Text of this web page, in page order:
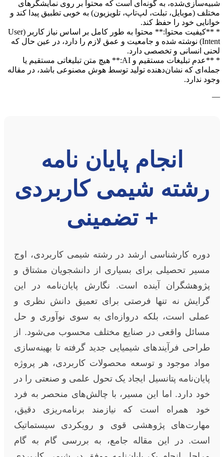
شبیه‌سازی‌شده، به گونه‌ای است که محتوا بر روی نمایشگرهای
مختلف (موبایل، تبلت، لپ‌تاپ، تلویزیون) به خوبی تطبیق پیدا کند و
خوانایی خود را حفظ کند.
* **کیفیت محتوا:** محتوا به طور کامل بر اساس نیاز کاربر (User
Intent) نوشته شده و جامعیت و عمق لازم را دارد، در عین حال که
لحنی انسانی و تخصصی دارد.
* **عدم تبلیغات مستقیم و AI:** هیچ متن تبلیغاتی مستقیم یا
جمله‌ای که نشان‌دهنده تولید توسط هوش مصنوعی باشد، در مقاله
وجود ندارد.
—
انجام پایان نامه
رشته شیمی کاربردی
+ تضمینی
دوره کارشناسی ارشد در رشته شیمی کاربردی، اوج
مسیر تحصیلی برای بسیاری از دانشجویان مشتاق و
پژوهشگران آینده است. نگارش پایان‌نامه در این
گرایش نه تنها فرصتی برای تعمیق دانش نظری و
عملی است، بلکه دروازه‌ای به سوی نوآوری و حل
مسائل واقعی در صنایع مختلف محسوب می‌شود. از
طراحی فرآیندهای شیمیایی جدید گرفته تا بهینه‌سازی
مواد موجود و توسعه محصولات کاربردی، هر پروژه
پایان‌نامه پتانسیل ایجاد یک تحول علمی و صنعتی را در
خود دارد. اما این مسیر، با چالش‌های منحصر به فرد
خود همراه است که نیازمند برنامه‌ریزی دقیق،
مهارت‌های پژوهشی قوی و رویکردی سیستماتیک
است. در این مقاله جامع، به بررسی گام به گام